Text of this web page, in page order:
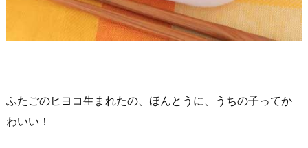
ふたごのヒヨコ生まれたの、ほんとうに、うちの子ってか
わいい！